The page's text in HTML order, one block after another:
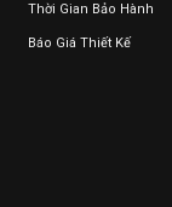
Thời Gian Bảo Hành
Báo Giá Thiết Kế